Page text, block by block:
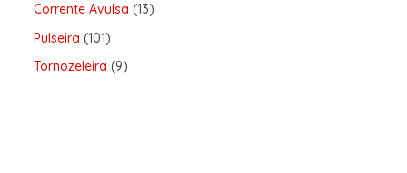
Corrente Avulsa 13
Pulseira 101
Tornozeleira 9